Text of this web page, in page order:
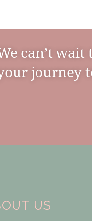
can’t
journey
US